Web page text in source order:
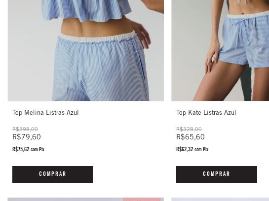
Top Melina Listras Azul
R$398,00
R$79,60
R$75,62 com Pix
COMPRAR
Top Kate Listras Azul
R$328,00
R$65,60
R$62,32com Pix
COMPRAR